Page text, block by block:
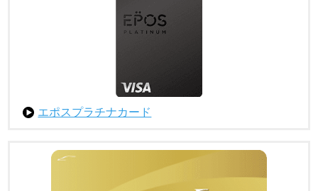
エポスプラチナカード